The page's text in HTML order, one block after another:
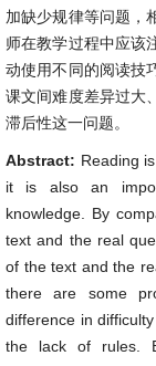
加缺少规律等问题，
师在教学过程中应该
动使用不同的阅读技
课文间难度差异过大
滞后性这一问题。
Abstract: Reading
it is also an
knowledge. By
text and the real
of the text and the
there are some
difference in
the lack of rules.